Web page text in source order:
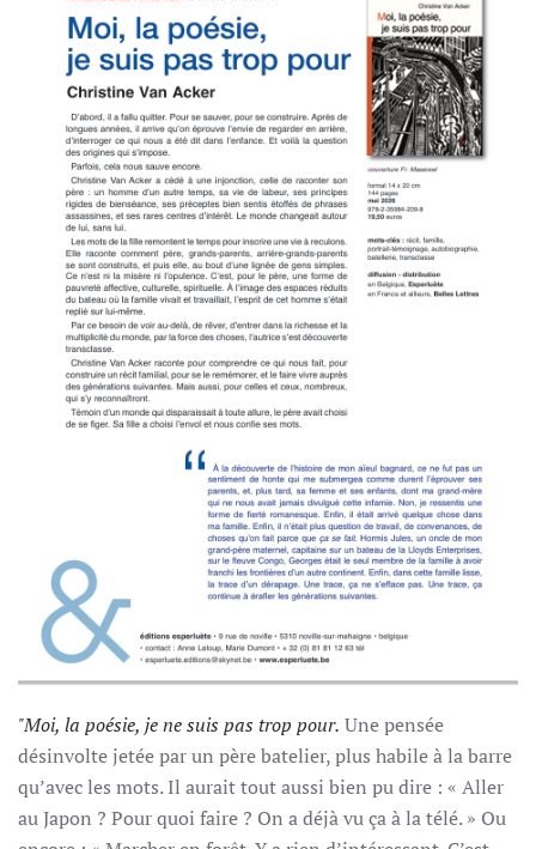
"Moi, la poésie, je ne suis pas trop pour. Une pensée
désinvolte jetée par un père batelier, plus habile à la barre
qu’avec les mots. Il aurait tout aussi bien pu dire : « Aller
au Japon ? Pour quoi faire ? On a déjà vu ça à la télé. » Ou